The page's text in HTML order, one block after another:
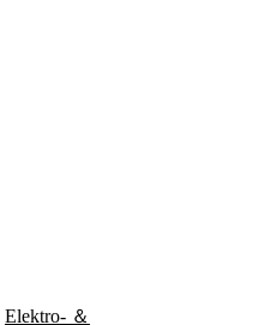
Elektro- ＆